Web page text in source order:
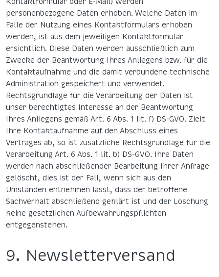
personenbezogene Daten erhoben. Welche Daten im
Falle der Nutzung eines Kontaktformulars erhoben
werden, ist aus dem jeweiligen Kontaktformular
ersichtlich. Diese Daten werden ausschließlich zum
Zwecke der Beantwortung Ihres Anliegens bzw. für die
Kontaktaufnahme und die damit verbundene technische
Administration gespeichert und verwendet.
Rechtsgrundlage für die Verarbeitung der Daten ist
unser berechtigtes Interesse an der Beantwortung
Ihres Anliegens gemäß Art. 6 Abs. 1 lit. f) DS-GVO. Zielt
Ihre Kontaktaufnahme auf den Abschluss eines
Vertrages ab, so ist zusätzliche Rechtsgrundlage für die
Verarbeitung Art. 6 Abs. 1 lit. b) DS-GVO. Ihre Daten
werden nach abschließender Bearbeitung Ihrer Anfrage
gelöscht, dies ist der Fall, wenn sich aus den
Umständen entnehmen lässt, dass der betroffene
Sachverhalt abschließend geklärt ist und der Löschung
keine gesetzlichen Aufbewahrungspflichten
entgegenstehen.
9. Newsletterversand